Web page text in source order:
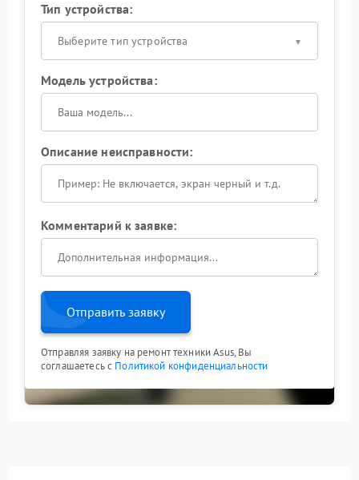
Тип устройства:
Выберите тип устройства
Модель устройства:
Описание неисправности:
Комментарий к заявке:
Отправить заявку
Отправляя заявку на ремонт техники Asus, Вы
соглашаетесь с Политикой конфиденциальности